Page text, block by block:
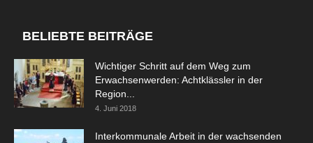
BELIEBTE BEITRÄGE
Wichtiger Schritt auf dem Weg zum
Erwachsenwerden: Achtklässler in der
Region...
4. Juni 2018
Interkommunale Arbeit in der wachsenden